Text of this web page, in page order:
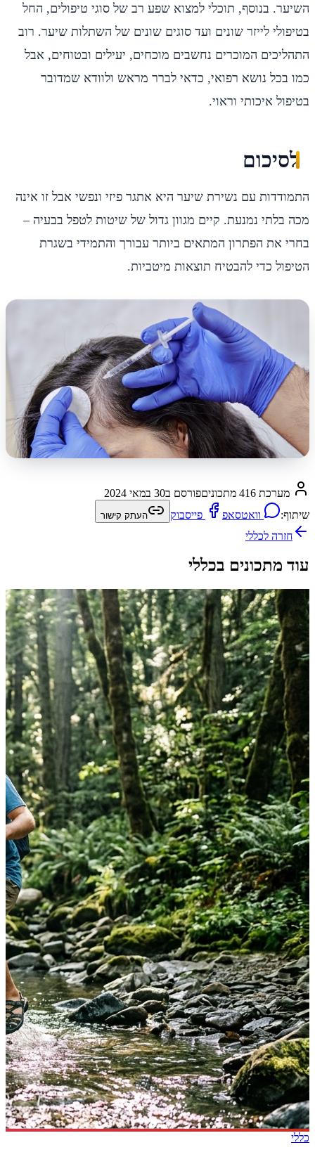
השיער. בנוסף, תוכלי למצוא שפע רב של סוגי טיפולים, החל
בטיפולי לייזר שונים ועד סוגים שונים של השתלות שיער. רוב
התהליכים המוכרים נחשבים מוכחים, יעילים ובטוחים, אבל
כמו בכל נושא רפואי, כדאי לברר מראש ולוודא שמדובר
בטיפול איכותי וראוי.
לסיכום
התמודדות עם נשירת שיער היא אתגר פיזי ונפשי אבל זו אינה
מכה בלתי נמנעת. קיים מגוון גדול של שיטות לטפל בבעיה –
בחרי את הפתרון המתאים ביותר עבורך והתמידי בשגרת
הטיפול כדי להבטיח תוצאות מיטביות.
מערכת 416 מתכונים פורסם ב30 במאי 2024
שיתוף:
וואטסאפ פייסבוק העתק קישור
חזרה לכללי
עוד מתכונים בכללי
כללי